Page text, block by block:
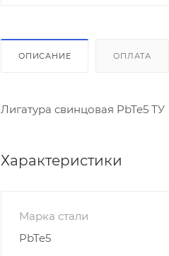
ОПИСАНИЕ ОПЛАТА
Лигатура свинцовая PbTe5 ТУ
Характеристики
Марка стали
PbTe5